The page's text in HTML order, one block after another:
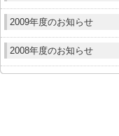
2009年度のお知らせ
2008年度のお知らせ